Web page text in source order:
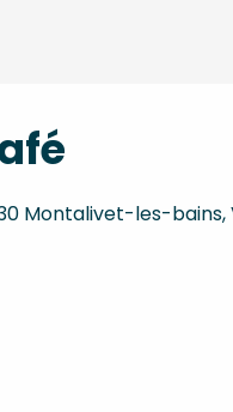
Montalivet-les-